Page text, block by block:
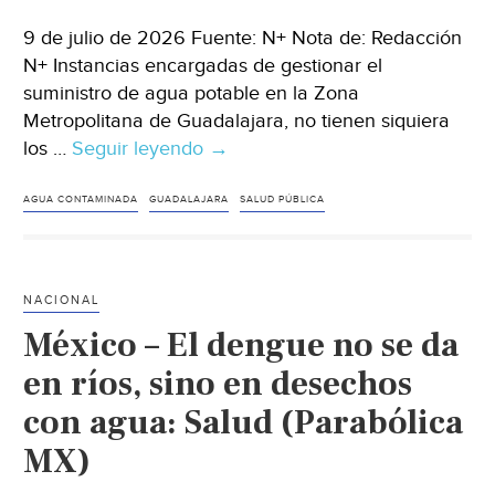
9 de julio de 2026 Fuente: N+ Nota de: Redacción
N+ Instancias encargadas de gestionar el
suministro de agua potable en la Zona
Metropolitana de Guadalajara, no tienen siquiera
los … Seguir leyendo Jalisco
Crisis
en
Infraestructura
e
Inspectores
→
AGUA CONTAMINADA GUADALAJARA SALUD PÚBLICA
NACIONAL
México – El dengue no se da
en ríos, sino en desechos
con agua: Salud (Parabólica
MX)